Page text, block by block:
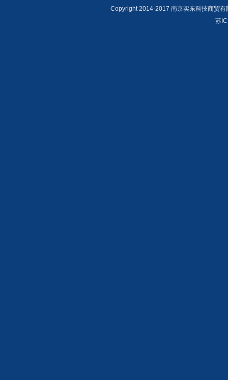
Copyright 2014-2017 南京实东科技商贸
苏